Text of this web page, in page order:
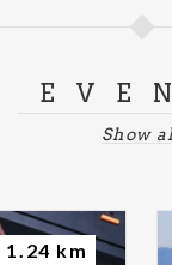
Show
1.24 km